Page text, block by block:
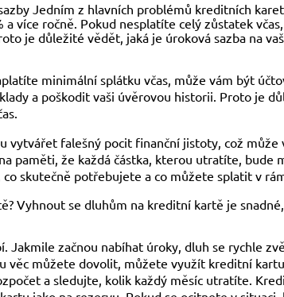
Jedním z hlavních problémů kreditních
více ročně. Pokud nesplatíte celý zůstatek
je důležité vědět, jaká je úroková sazba na
minimální splátku včas, může vám být
a poškodit vaši úvěrovou historii. Proto je
vytvářet falešný pocit finanční jistoty, což
paměti, že každá částka, kterou utratíte, bude
skutečně potřebujete a co můžete splatit v
Vyhnout se dluhům na kreditní kartě je
Jakmile začnou nabíhat úroky, dluh se rychle
věc můžete dovolit, můžete využít kreditní
a sledujte, kolik každý měsíc utratíte.